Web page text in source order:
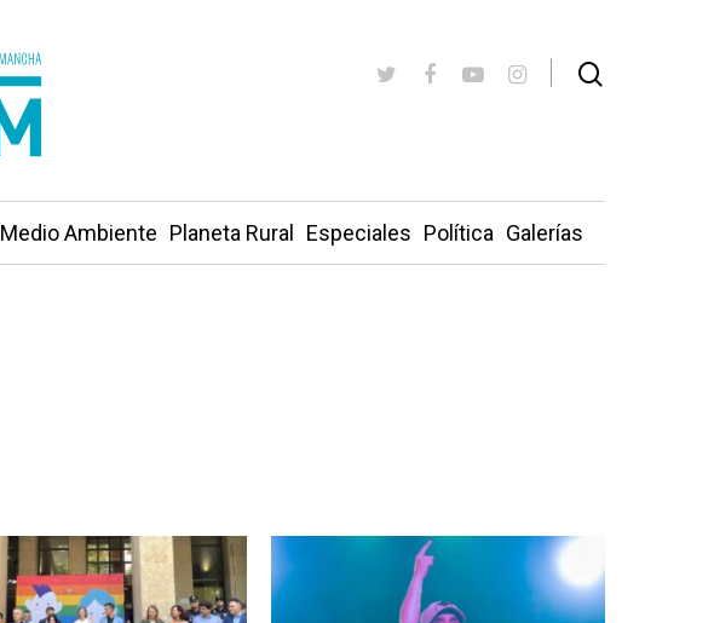
Medio Ambiente Planeta Rural Especiales Política Galerías